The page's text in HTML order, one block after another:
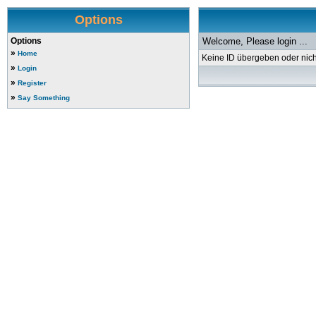
Options
Options
» Home
» Login
» Register
» Say Something
Welcome, Please login ...
Keine ID übergeben oder